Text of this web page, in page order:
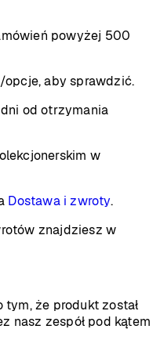
powyżej 500
aby sprawdzić.
od otrzymania
w
Dostawa i zwroty.
znajdziesz w
że produkt został
nasz zespół pod kątem